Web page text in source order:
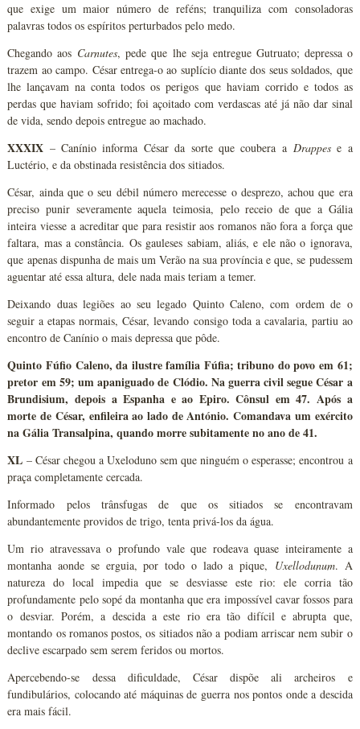
que exige um maior número de reféns; tranquiliza com consoladoras
palavras todos os espíritos perturbados pelo medo.
Chegando aos Carnutes, pede que lhe seja entregue Gutruato; depressa o
trazem ao campo. César entrega-o ao suplício diante dos seus soldados, que
lhe lançavam na conta todos os perigos que haviam corrido e todos as
perdas que haviam sofrido; foi açoitado com verdascas até já não dar sinal
de vida, sendo depois entregue ao machado.
XXXIX – Canínio informa César da sorte que coubera a Drappese a
Luctério, e da obstinada resistência dos sitiados.
César, ainda que o seu débil número merecesse o desprezo, achou que era
preciso punir severamente aquela teimosia, pelo receio de que a Gália
inteira viesse a acreditar que para resistir aos romanos não fora a força que
faltara, mas a constância. Os gauleses sabiam, aliás, e ele não o ignorava,
que apenas dispunha de mais um Verão na sua província e que, se pudessem
aguentar até essa altura, dele nada mais teriam a temer.
Deixando duas legiões ao seu legado Quinto Caleno, com ordem de o
seguir a etapas normais, César, levando consigo toda a cavalaria, partiu ao
encontro de Canínio o mais depressa que pôde.
Quinto Fúfio Caleno, da ilustre família Fúfia; tribuno do povo em 61;
pretor em 59; um apaniguado de Clódio. Na guerra civil segue César a
Brundisium, depois a Espanha e ao Epiro. Cônsul em 47. Após a
morte de César, enfileira ao lado de António. Comandava um exército
na Gália Transalpina, quando morre subitamente no ano de 41.
XL – César chegou a Uxeloduno sem que ninguém o esperasse; encontrou a
praça completamente cercada.
Informado pelos trânsfugas de que os sitiados se encontravam
abundantemente providos de trigo, tenta privá-los da água.
Um rio atravessava o profundo vale que rodeava quase inteiramente a
montanha aonde se erguia, por todo o lado a pique, Uxellodunum. A
natureza do local impedia que se desviasse este rio: ele corria tão
profundamente pelo sopé da montanha que era impossível cavar fossos para
o desviar. Porém, a descida a este rio era tão difícil e abrupta que,
montando os romanos postos, os sitiados não a podiam arriscar nem subir o
declive escarpado sem serem feridos ou mortos.
Apercebendo-se dessa dificuldade, César dispõe ali archeiros e
fundibulários, colocando até máquinas de guerra nos pontos onde a descida
era mais fácil.